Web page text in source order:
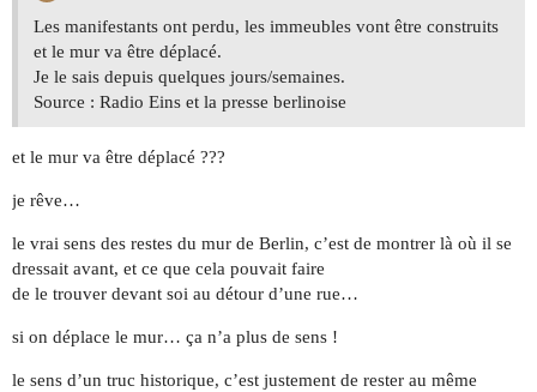
Les manifestants ont perdu, les immeubles vont être construits
et le mur va être déplacé.
Je le sais depuis quelques jours/semaines.
Source : Radio Eins et la presse berlinoise
et le mur va être déplacé ???
je rêve…
le vrai sens des restes du mur de Berlin, c’est de montrer là où il se
dressait avant, et ce que cela pouvait faire
de le trouver devant soi au détour d’une rue…
si on déplace le mur… ça n’a plus de sens !
le sens d’un truc historique, c’est justement de rester au même